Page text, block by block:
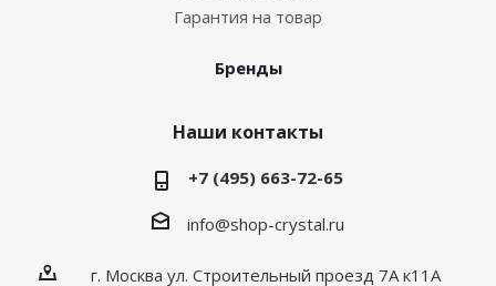
Гарантия на товар
Бренды
Наши контакты
+7 (495) 663-72-65
info@shop-crystal.ru
г. Москва ул. Строительный проезд 7А к11А